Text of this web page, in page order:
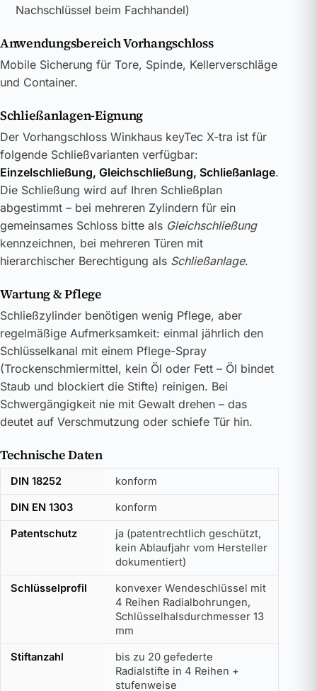
Nachschlüssel beim Fachhandel)
Anwendungsbereich Vorhangschloss
Mobile Sicherung für Tore, Spinde, Kellerverschläge
und Container.
Schließanlagen-Eignung
Der Vorhangschloss Winkhaus keyTec X-tra ist für
folgende Schließvarianten verfügbar:
Einzelschließung, Gleichschließung, Schließanlage.
Die Schließung wird auf Ihren Schließplan
abgestimmt – bei mehreren Zylindern für ein
gemeinsames Schloss bitte als Gleichschließung
kennzeichnen, bei mehreren Türen mit
hierarchischer Berechtigung als Schließanlage.
Wartung & Pflege
Schließzylinder benötigen wenig Pflege, aber
regelmäßige Aufmerksamkeit: einmal jährlich den
Schlüsselkanal mit einem Pflege-Spray
(Trockenschmiermittel, kein Öl oder Fett – Öl bindet
Staub und blockiert die Stifte) reinigen. Bei
Schwergängigkeit nie mit Gewalt drehen – das
deutet auf Verschmutzung oder schiefe Tür hin.
Technische Daten
DIN 18252 konform
DIN EN 1303 konform
Patentschutz
ja (patentrechtlich geschützt,
kein Ablaufjahr vom Hersteller
dokumentiert)
Schlüsselprofil
konvexer Wendeschlüssel mit
4 Reihen Radialbohrungen,
Schlüsselhalsdurchmesser 13
mm
Stiftanzahl
bis zu 20 gefederte
Radialstifte in 4 Reihen +
stufenweise